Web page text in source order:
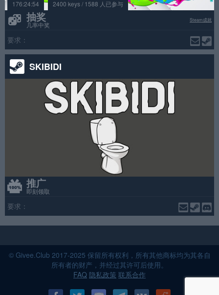
176:24:54 2400 keys / 1588 人已参与
抽奖
几率中奖
Steam成就
要求：
SKIBIDI
推广
即刻领取
要求：
© Givee.Club 2017-2025 保留所有权利，所有其他商标均为其各自
所有者的财产，并经过其许可后使用。
FAQ 隐私政策 联系合作